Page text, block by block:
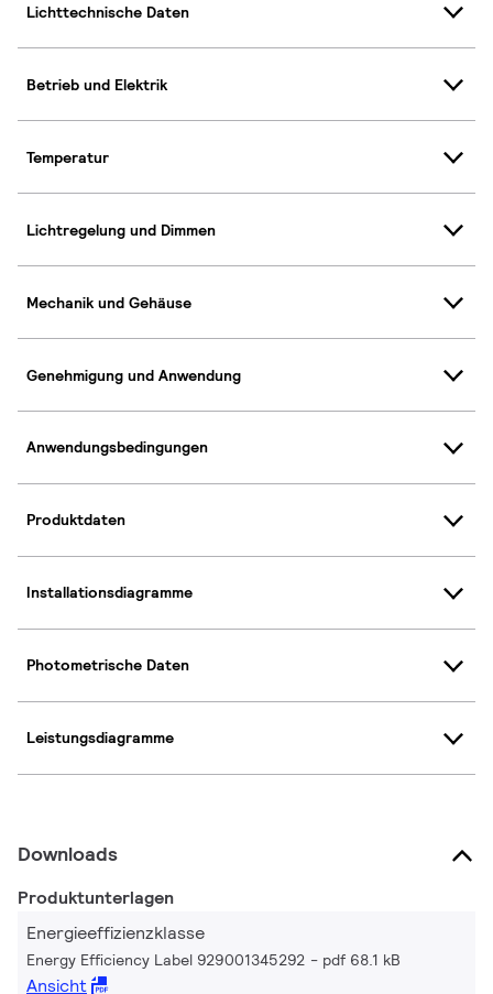
Lichttechnische Daten
Betrieb und Elektrik
Temperatur
Lichtregelung und Dimmen
Mechanik und Gehäuse
Genehmigung und Anwendung
Anwendungsbedingungen
Produktdaten
Installationsdiagramme
Photometrische Daten
Leistungsdiagramme
Downloads
Produktunterlagen
Energieeffizienzklasse
Energy Efficiency Label 929001345292 pdf 68.1 kB
Ansicht